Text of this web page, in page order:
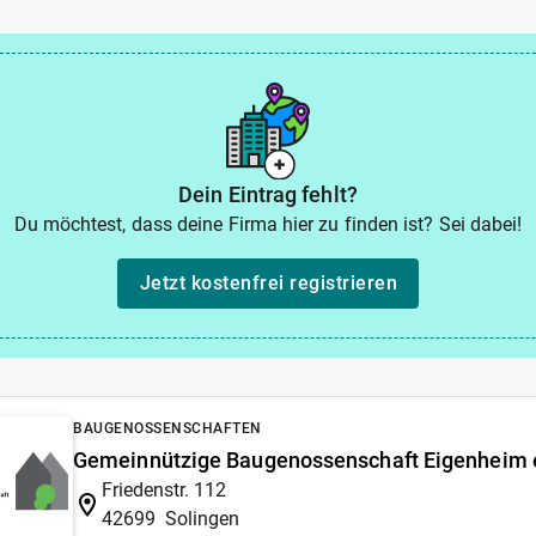
Dein Eintrag fehlt?
Du möchtest, dass deine Firma hier zu finden ist? Sei dabei!
Jetzt kostenfrei registrieren
BAUGENOSSENSCHAFTEN
Gemeinnützige Baugenossenschaft Eigenheim
Friedenstr. 112
42699 Solingen